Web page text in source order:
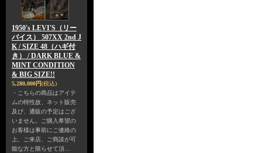
1950's LEVI'S（リー
バイス） 507XX 2nd J
K / SIZE 48（ハギ付
き） / DARK BLUE &
MINT CONDITION
& BIG SIZE!!
5,280,000円(税込)
・こちらの商品はアイテ
ムの特性故、ネット販売
及び、通販の予定はござ
いません。ご購入希望の
お客様は事前にご連絡の
上、ご来店、ご商談が可
能な方と限らせて頂…